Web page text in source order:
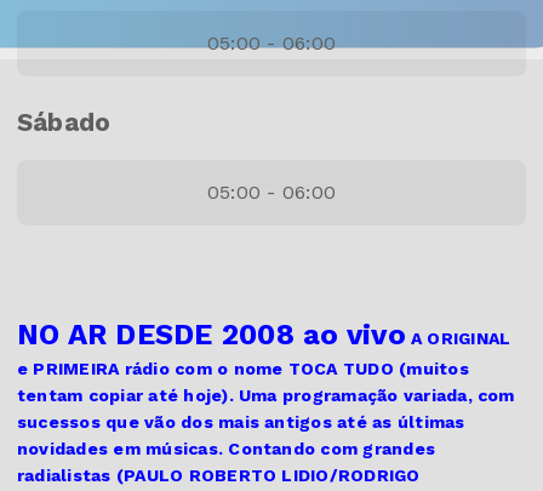
05:00 - 06:00
Sábado
05:00 - 06:00
NO AR DESDE 2008 ao vivo A ORIGINAL
e PRIMEIRArádio com o nome TOCA TUDO (muitos
tentam copiar até hoje). Uma programação variada, com
sucessos que vão dos mais antigos até as últimas
novidades em músicas. Contando com grandes
radialistas (PAULO ROBERTO LIDIO/RODRIGO